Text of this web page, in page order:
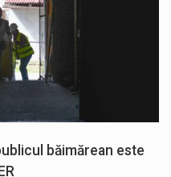
băimărean este